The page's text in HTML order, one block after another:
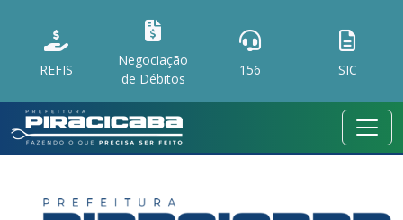
REFIS
Negociação
de Débitos
156 SIC